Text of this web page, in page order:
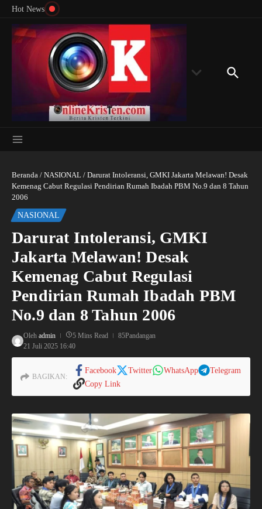
Lewati ke konten
Hot News
Beranda / NASIONAL / Darurat Intoleransi, GMKI Jakarta Melawan! Desak
Kemenag Cabut Regulasi Pendirian Rumah Ibadah PBM No.9 dan 8 Tahun
2006
NASIONAL
Darurat Intoleransi, GMKI
Jakarta Melawan! Desak
Kemenag Cabut Regulasi
Pendirian Rumah Ibadah PBM
No.9 dan 8 Tahun 2006
Oleh admin 5 Mins Read
85Pandangan
21 Juli 2025 16:40
BAGIKAN:
Facebook Twitter WhatsApp
Telegram
Copy Link